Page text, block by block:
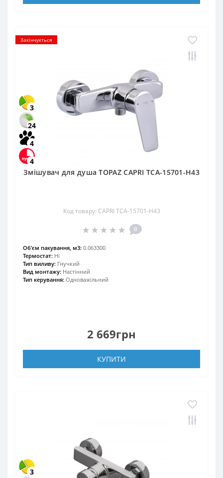
Закінчується
3
24
4
4
Змішувач для душа TOPAZ CAPRI TCA-15701-H43
Код товару: CAPRI TCA-15701-H43
0
Об'єм пакування, м3: 0.063300
Термостат: Ні
Тип виливу: Гнучкий
Вид монтажу: Настінний
Тип керування: Одноважільний
2 669грн
КУПИТИ
3